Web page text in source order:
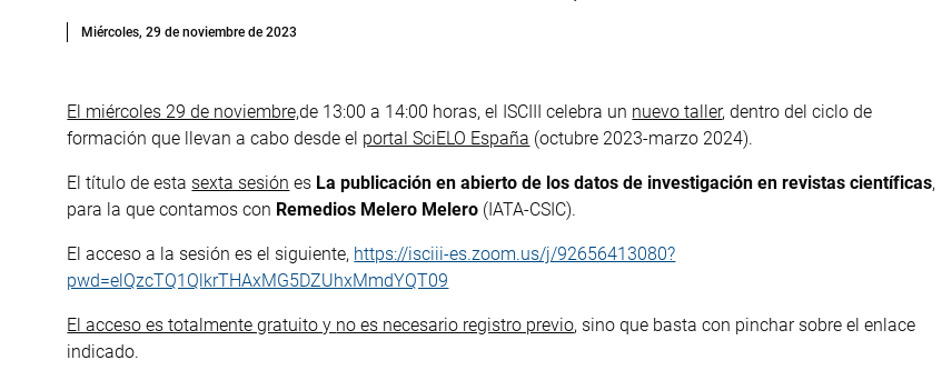
Miércoles, 29 de noviembre de 2023
El miércoles 29 de noviembre,de 13:00 a 14:00 horas, el ISCIII celebra un nuevo taller, dentro del ciclo de
formación que llevan a cabo desde el portal SciELO España (octubre 2023-marzo 2024).
El título de esta sexta sesión es La publicación en abierto de los datos de investigación en revistas científicas,
para la que contamos con Remedios Melero Melero (IATA-CSIC).
El acceso a la sesión es el siguiente, https://isciii-es.zoom.us/j/92656413080?
pwd=elQzcTQ1QlkrTHAxMG5DZUhxMmdYQT09
El acceso es totalmente gratuito y no es necesario registro previo, sino que basta con pinchar sobre el enlace
indicado.